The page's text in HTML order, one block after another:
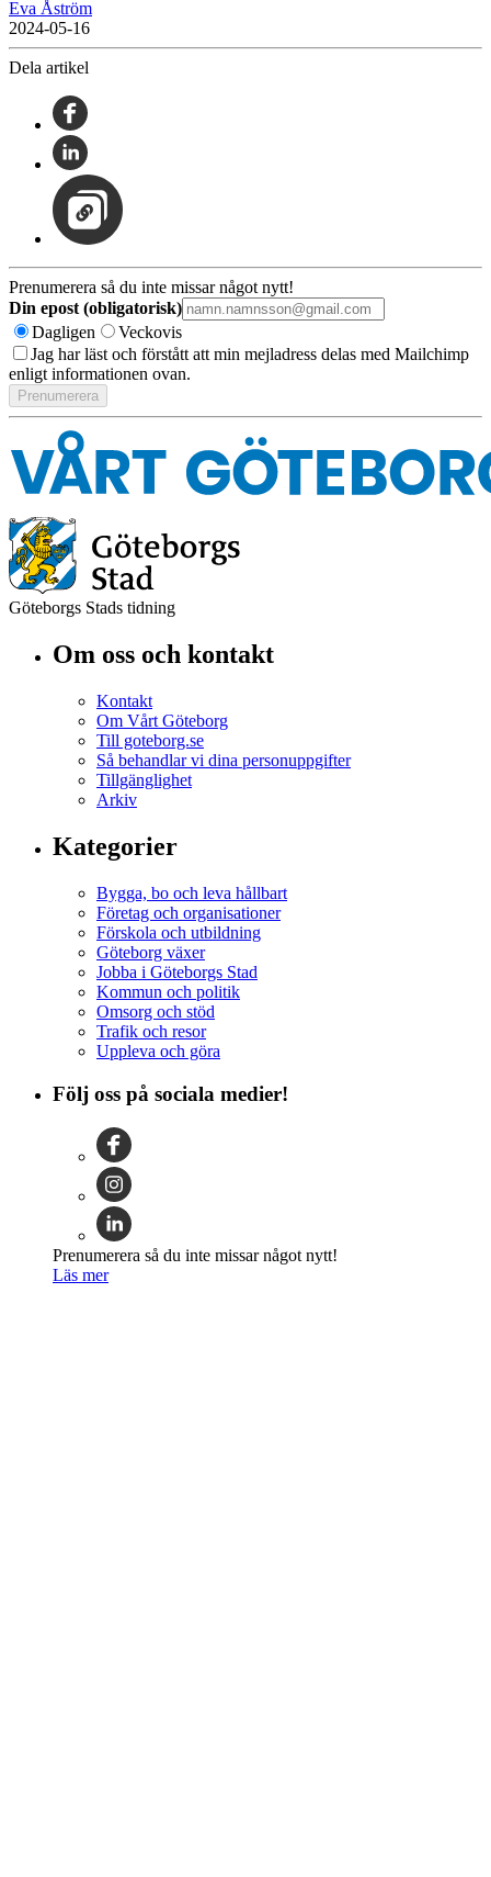
Eva Åström
2024-05-16
Dela artikel
Prenumerera så du inte missar något nytt!
Din epost (obligatorisk)
Dagligen
Veckovis
Jag har läst och förstått att min mejladress delas med Mailchimp
enligt informationen ovan.
Göteborgs Stads tidning
Om oss och kontakt
Kontakt
Om Vårt Göteborg
Till goteborg.se
Så behandlar vi dina personuppgifter
Tillgänglighet
Arkiv
Kategorier
Bygga, bo och leva hållbart
Företag och organisationer
Förskola och utbildning
Göteborg växer
Jobba i Göteborgs Stad
Kommun och politik
Omsorg och stöd
Trafik och resor
Uppleva och göra
Följ oss på sociala medier!
Prenumerera så du inte missar något nytt!
Läs mer